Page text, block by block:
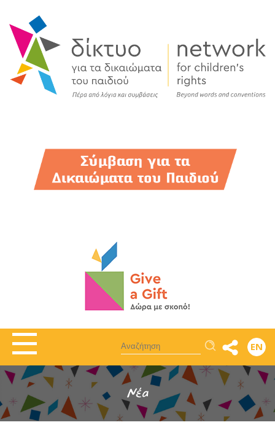
Αναζήτηση EN
Νέα